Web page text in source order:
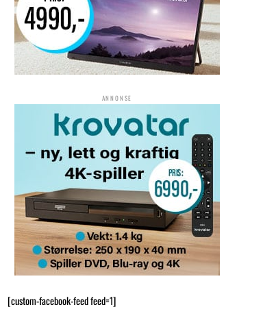
ANNONSE
[custom-facebook-feed feed=1]